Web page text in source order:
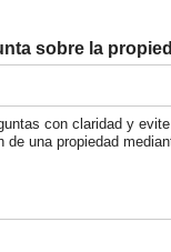
sobre la
con claridad y
de una propiedad